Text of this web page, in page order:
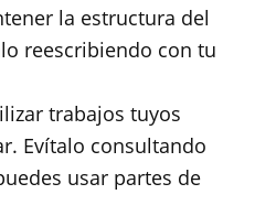
la estructura del
reescribiendo con tu
trabajos tuyos
Evítalo consultando
usar partes de